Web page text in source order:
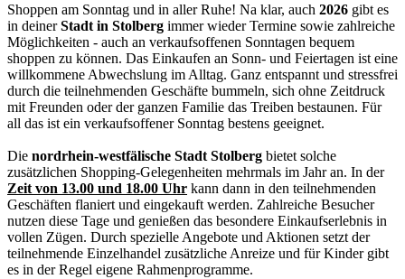
Shoppen am Sonntag und in aller Ruhe! Na klar, auch 2026 gibt es
in deinerStadt in Stolberg immer wieder Termine sowie zahlreiche
Möglichkeiten - auch an verkaufsoffenen Sonntagen bequem
shoppen zu können. Das Einkaufen an Sonn- und Feiertagen ist eine
willkommene Abwechslung im Alltag. Ganz entspannt und stressfrei
durch die teilnehmenden Geschäfte bummeln, sich ohne Zeitdruck
mit Freunden oder der ganzen Familie das Treiben bestaunen. Für
all das ist ein verkaufsoffener Sonntag bestens geeignet.
Die nordrhein-westfälische Stadt Stolberg bietet solche
zusätzlichen Shopping-Gelegenheiten mehrmals im Jahr an. In der
Zeit von 13.00 und 18.00 Uhr kann dann in den teilnehmenden
Geschäften flaniert und eingekauft werden. Zahlreiche Besucher
nutzen diese Tage und genießen das besondere Einkaufserlebnis in
vollen Zügen. Durch spezielle Angebote und Aktionen setzt der
teilnehmende Einzelhandel zusätzliche Anreize und für Kinder gibt
es in der Regel eigene Rahmenprogramme.